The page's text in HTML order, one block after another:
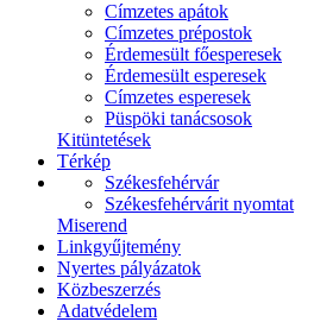
Címzetes apátok
Címzetes prépostok
Érdemesült főesperesek
Érdemesült esperesek
Címzetes esperesek
Püspöki tanácsosok
Kitüntetések
Térkép
Székesfehérvár
Székesfehérvárit nyomtat
Miserend
Linkgyűjtemény
Nyertes pályázatok
Közbeszerzés
Adatvédelem